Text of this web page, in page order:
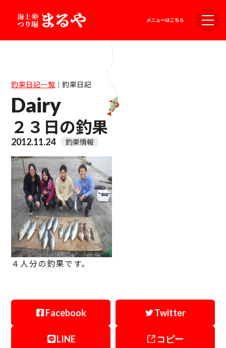
釣果日記一覧｜釣果日記
Dairy
２３日の釣果
2012.11.24 釣果情報
４人分の釣果です。
Facebook Twitter
LINE コピー